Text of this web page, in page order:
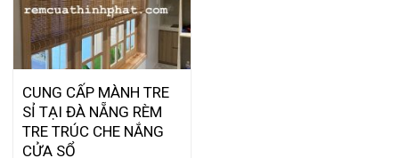
CUNG CẤP MÀNH TRE
SỈ TẠI ĐÀ NẴNG RÈM
TRE TRÚC CHE NẮNG
CỬA SỔ